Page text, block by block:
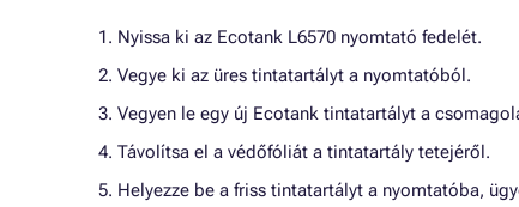
1. Nyissa ki az Ecotank L6570 nyomtató fedelét.
2. Vegye ki az üres tintatartályt a nyomtatóból.
3. Vegyen le egy új Ecotank tintatartályt a
4. Távolítsa el a védőfóliát a tintatartály tetejéről.
5. Helyezze be a friss tintatartályt a nyomtatóba,